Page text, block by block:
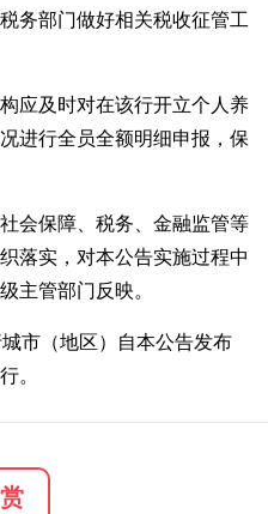
务部门做好相关税收征管工
应及时对在该行开立个人养
进行全员全额明细申报，保
会保障、税务、金融监管等
落实，对本公告实施过程中
主管部门反映。
市（地区）自本公告发布
。